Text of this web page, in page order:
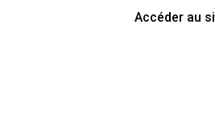
Accéder au